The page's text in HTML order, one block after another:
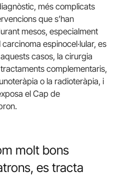
més complicats
que s’han
mesos, especialment
espinocel·lular, es
casos, la cirurgia
complementaris,
o la radioteràpia, i
el Cap de
molt bons
es tracta